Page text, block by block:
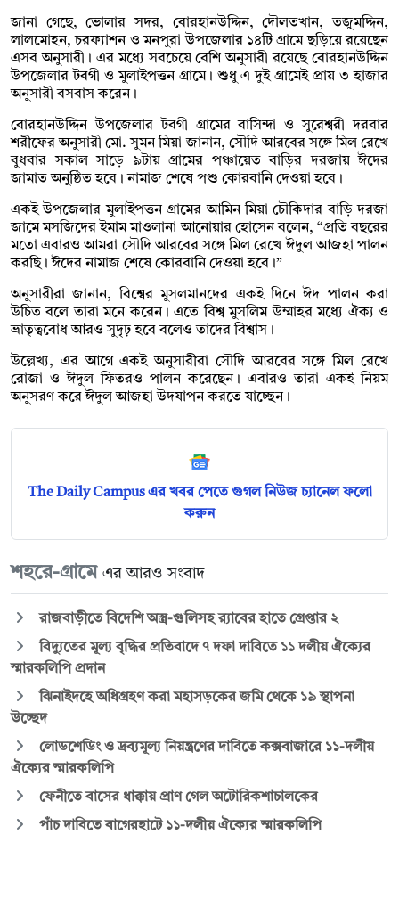
জানা গেছে, ভোলার সদর, বোরহানউদ্দিন, দৌলতখান, তজুমদ্দিন,
লালমোহন, চরফ্যাশন ও মনপুরা উপজেলার ১৪টি গ্রামে ছড়িয়ে রয়েছেন
এসব অনুসারী। এর মধ্যে সবচেয়ে বেশি অনুসারী রয়েছে বোরহানউদ্দিন
উপজেলার টবগী ও মুলাইপত্তন গ্রামে। শুধু এ দুই গ্রামেই প্রায় ৩ হাজার
অনুসারী বসবাস করেন।
বোরহানউদ্দিন উপজেলার টবগী গ্রামের বাসিন্দা ও সুরেশ্বরী দরবার
শরীফের অনুসারী মো. সুমন মিয়া জানান, সৌদি আরবের সঙ্গে মিল রেখে
বুধবার সকাল সাড়ে ৯টায় গ্রামের পঞ্চায়েত বাড়ির দরজায় ঈদের
জামাত অনুষ্ঠিত হবে। নামাজ শেষে পশু কোরবানি দেওয়া হবে।
একই উপজেলার মুলাইপত্তন গ্রামের আমিন মিয়া চৌকিদার বাড়ি দরজা
জামে মসজিদের ইমাম মাওলানা আনোয়ার হোসেন বলেন, “প্রতি বছরের
মতো এবারও আমরা সৌদি আরবের সঙ্গে মিল রেখে ঈদুল আজহা পালন
করছি। ঈদের নামাজ শেষে কোরবানি দেওয়া হবে।”
অনুসারীরা জানান, বিশ্বের মুসলমানদের একই দিনে ঈদ পালন করা
উচিত বলে তারা মনে করেন। এতে বিশ্ব মুসলিম উম্মাহর মধ্যে ঐক্য ও
ভ্রাতৃত্ববোধ আরও সুদৃঢ় হবে বলেও তাদের বিশ্বাস।
উল্লেখ্য, এর আগে একই অনুসারীরা সৌদি আরবের সঙ্গে মিল রেখে
রোজা ও ঈদুল ফিতরও পালন করেছেন। এবারও তারা একই নিয়ম
অনুসরণ করে ঈদুল আজহা উদযাপন করতে যাচ্ছেন।
The Daily Campus এর খবর পেতে গুগল নিউজ চ্যানেল ফলো
করুন
শহরে-গ্রামে এর আরও সংবাদ
রাজবাড়ীতে বিদেশি অস্ত্র-গুলিসহ র‍্যাবের হাতে গ্রেপ্তার ২
বিদ্যুতের মূল্য বৃদ্ধির প্রতিবাদে ৭ দফা দাবিতে ১১ দলীয় ঐক্যের
স্মারকলিপি প্রদান
ঝিনাইদহে অধিগ্রহণ করা মহাসড়কের জমি থেকে ১৯ স্থাপনা
উচ্ছেদ
লোডশেডিং ও দ্রব্যমূল্য নিয়ন্ত্রণের দাবিতে কক্সবাজারে ১১-দলীয়
ঐক্যের স্মারকলিপি
ফেনীতে বাসের ধাক্কায় প্রাণ গেল অটোরিকশাচালকের
পাঁচ দাবিতে বাগেরহাটে ১১-দলীয় ঐক্যের স্মারকলিপি